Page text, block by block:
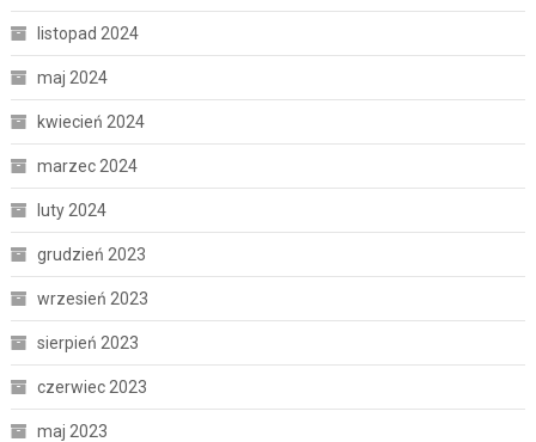
listopad 2024
maj 2024
kwiecień 2024
marzec 2024
luty 2024
grudzień 2023
wrzesień 2023
sierpień 2023
czerwiec 2023
maj 2023